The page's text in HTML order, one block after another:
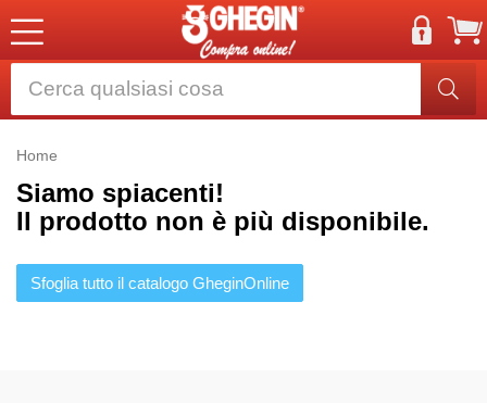
Home
Siamo spiacenti!
Il prodotto non è più disponibile.
Sfoglia tutto il catalogo GheginOnline